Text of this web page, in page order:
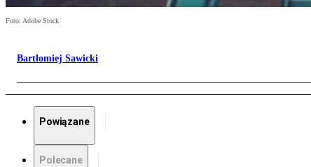
Foto: Adobe Stock
Bartłomiej Sawicki
Powiązane
Polecane